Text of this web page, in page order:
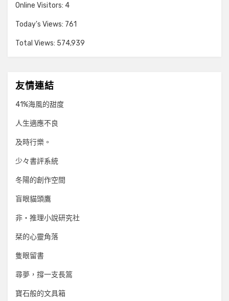
Online Visitors: 4
Today's Views: 761
Total Views: 574,939
友情連結
41%海風的甜度
人生適應不良
及時行樂。
少々書評系統
冬陽的創作空間
盲眼貓頭鷹
非‧推理小說研究社
栞的心靈角落
隻眼留書
尋夢，撐一支長篙
寶石般的文具箱